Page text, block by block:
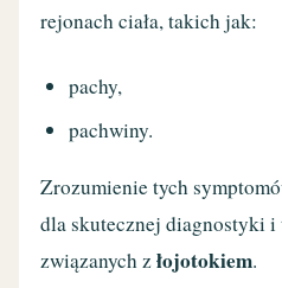
rejonach ciała, takich jak:
pachy,
pachwiny.
Zrozumienie tych
dla skutecznej diagnostyki
związanych złojotokiem.